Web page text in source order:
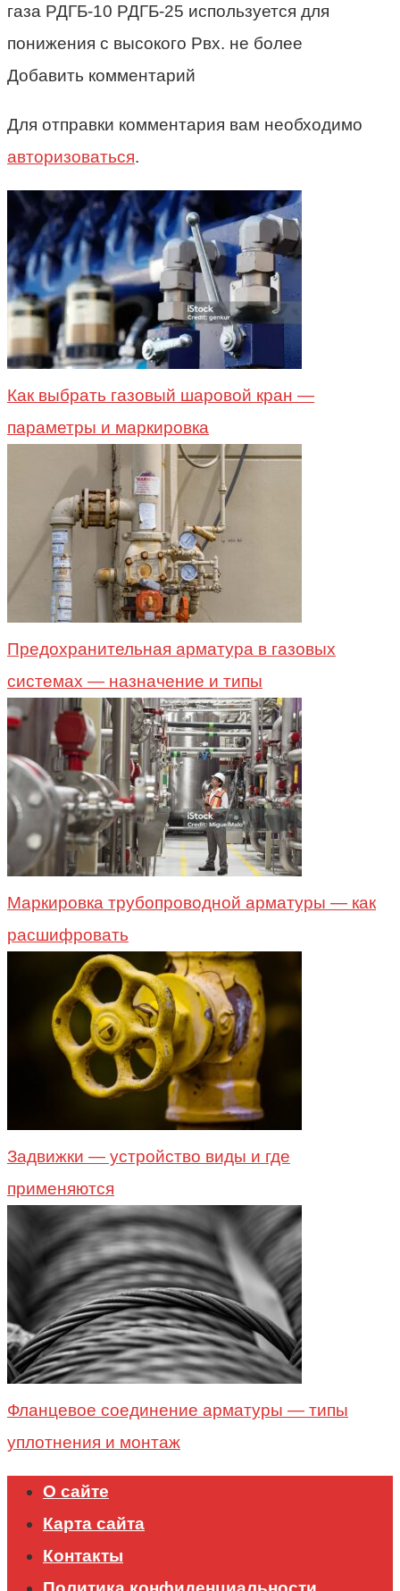
газа РДГБ-10 РДГБ-25 используется для
понижения с высокого Рвх. не более
Добавить комментарий
Для отправки комментария вам необходимо
авторизоваться.
Как выбрать газовый шаровой кран —
параметры и маркировка
Предохранительная арматура в газовых
системах — назначение и типы
Маркировка трубопроводной арматуры — как
расшифровать
Задвижки — устройство виды и где
применяются
Фланцевое соединение арматуры — типы
уплотнения и монтаж
О сайте
Карта сайта
Контакты